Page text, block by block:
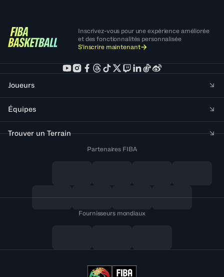
Inscrivez-vous pour une expérience améliorée
et des fonctionnalités personnalisée
S'inscrire maintenant
Joueurs
Équipes
Trouver un Terrain
Partenaires FIBA
Fournisseurs mondiaux